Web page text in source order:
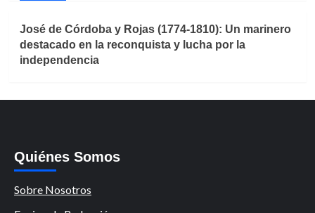
José de Córdoba y Rojas (1774-1810): Un marinero
destacado en la reconquista y lucha por la
independencia
Quiénes Somos
Sobre Nosotros